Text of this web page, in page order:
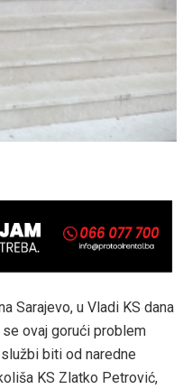
Sarajevo, u Vladi KS dana
ovaj gorući problem
biti od naredne
KS Zlatko Petrović,